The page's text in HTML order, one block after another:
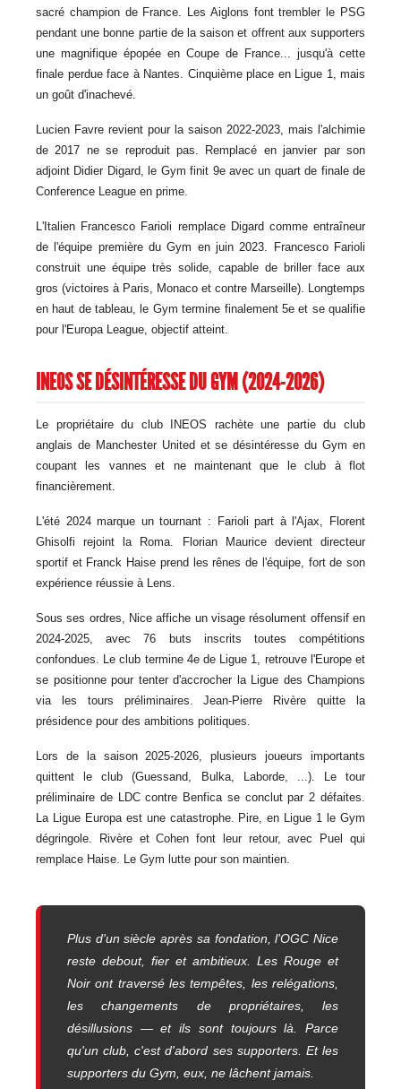
sacré champion de France. Les Aiglons font trembler le PSG
pendant une bonne partie de la saison et offrent aux supporters
une magnifique épopée en Coupe de France... jusqu'à cette
finale perdue face à Nantes. Cinquième place en Ligue 1, mais
un goût d'inachevé.
Lucien Favre revient pour la saison 2022-2023, mais l'alchimie
de 2017 ne se reproduit pas. Remplacé en janvier par son
adjoint Didier Digard, le Gym finit 9e avec un quart de finale de
Conference League en prime.
L'Italien Francesco Farioli remplace Digard comme entraîneur
de l'équipe première du Gym en juin 2023. Francesco Farioli
construit une équipe très solide, capable de briller face aux
gros (victoires à Paris, Monaco et contre Marseille). Longtemps
en haut de tableau, le Gym termine finalement 5e et se qualifie
pour l'Europa League, objectif atteint.
INEOS SE DÉSINTÉRESSE DU GYM (2024-2026)
Le propriétaire du club INEOS rachète une partie du club
anglais de Manchester United et se désintéresse du Gym en
coupant les vannes et ne maintenant que le club à flot
financièrement.
L'été 2024 marque un tournant : Farioli part à l'Ajax, Florent
Ghisolfi rejoint la Roma. Florian Maurice devient directeur
sportif et Franck Haise prend les rênes de l'équipe, fort de son
expérience réussie à Lens.
Sous ses ordres, Nice affiche un visage résolument offensif en
2024-2025, avec 76 buts inscrits toutes compétitions
confondues. Le club termine 4e de Ligue 1, retrouve l'Europe et
se positionne pour tenter d'accrocher la Ligue des Champions
via les tours préliminaires. Jean-Pierre Rivère quitte la
présidence pour des ambitions politiques.
Lors de la saison 2025-2026, plusieurs joueurs importants
quittent le club (Guessand, Bulka, Laborde, ...). Le tour
préliminaire de LDC contre Benfica se conclut par 2 défaites.
La Ligue Europa est une catastrophe. Pire, en Ligue 1 le Gym
dégringole. Rivère et Cohen font leur retour, avec Puel qui
remplace Haise. Le Gym lutte pour son maintien.
Plus d'un siècle après sa fondation, l'OGC Nice
reste debout, fier et ambitieux. Les Rouge et
Noir ont traversé les tempêtes, les relégations,
les changements de propriétaires, les
désillusions — et ils sont toujours là. Parce
qu'un club, c'est d'abord ses supporters. Et les
supporters du Gym, eux, ne lâchent jamais.